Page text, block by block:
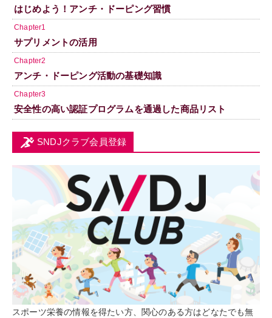
はじめよう！アンチ・ドーピング習慣
Chapter1
サプリメントの活用
Chapter2
アンチ・ドーピング活動の基礎知識
Chapter3
安全性の高い認証プログラムを通過した商品リスト
SNDJクラブ会員登録
スポーツ栄養の情報を得たい方、関心のある方はどなたでも無